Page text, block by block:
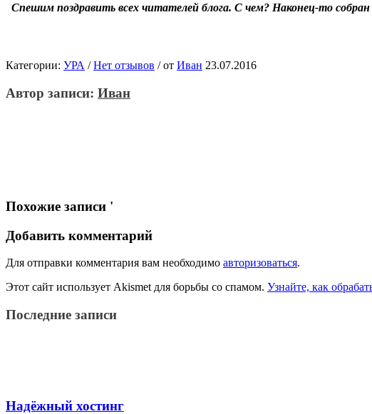
Спешим поздравить всех читателей блога. С чем? Наконец-то
Категории: УРА / Нет отзывов /от Иван 23.07.2016
Автор записи: Иван
Похожие записи '
Добавить комментарий
Для отправки комментария вам необходимо авторизоваться.
Этот сайт использует Akismet для борьбы со спамом. Узнайте, как
Последние записи
Надёжный хостинг